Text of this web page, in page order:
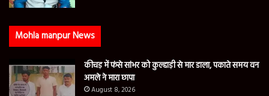
Mohla manpur News
कीचड़ में फंसे सांभर को कुल्हाड़ी से मार डाला, पकाते समय वन
अमले ने मारा छापा
August 8, 2026